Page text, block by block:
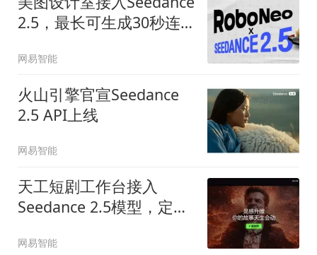
2.5，最长可生成30秒连
网易智能
火山引擎官宣Seedance
2.5 API上线
网易智能
天工短剧工作台接入
Seedance 2.5模型，定价
网易智能